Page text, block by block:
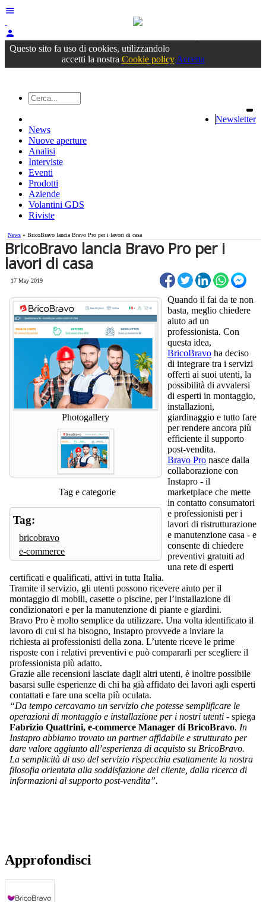
menu
person
Accedioppure registrati
Questo sito fa uso di cookies, utilizzandolo
accetti la nostra Cookie policy Accetta
Newsletter
News
Nuove aperture
Analisi
Interviste
Eventi
Prodotti
Aziende
Volantini GDS
Riviste
News » BricoBravo lancia Bravo Pro per i lavori di casa
BricoBravo lancia Bravo Pro per i
lavori di casa
17 May 2019
Photogallery
Tag e categorie
Tag:
bricobravo
e-commerce
Quando il fai da te non
basta, meglio chiedere
aiuto ad un
professionista. Con
questa idea,
BricoBravo ha deciso
di integrare tra i servizi
offerti ai suoi utenti, la
possibilità di avvalersi
di esperti in montaggio,
installazioni,
giardinaggio e tutto fare
per rendere ancora più
efficiente il supporto
post-vendita.
Bravo Pro nasce dalla
collaborazione con
Instapro - il
marketplace che mette
in contatto consumatori
e professionisti per i
lavori di ristrutturazione
e manutenzione casa - e
consente di chiedere
preventivi gratuiti ad
una rete di esperti
certificati e qualificati, attivi in tutta Italia.
Tramite il servizio, gli utenti possono ricevere aiuto per il
montaggio di mobili, casette o piscine, per l’installazione di
condizionatori e per la manutenzione di piante e giardini.
Bravo Pro è molto semplice da utilizzare. Una volta identificato il
lavoro di cui si ha bisogno, Instapro provvede a inviare la
richiesta ai professionisti della zona. L’utente riceve le prime
risposte con i relativi preventivi e può compararli per scegliere il
professionista più adatto.
Grazie alle recensioni lasciate dagli altri utenti, è inoltre possibile
basarsi sulle esperienze di chi ha già affidato dei lavori agli esperti
contattati e fare una scelta più oculata.
“Da tempo cercavamo un servizio che potesse semplificare le
operazioni di montaggio e installazione per i nostri utenti - spiega
Fabrizio Quattrini, e-commerce Manager di BricoBravo. In
Instapro abbiamo trovato un partner affidabile e strutturato per
dare valore aggiunto all’esperienza di acquisto su BricoBravo.
La semplicità di uso del servizio rispecchia esattamente la nostra
filosofia orientata alla soddisfazione del cliente, dalla ricerca di
informazioni al supporto post-vendita”.
Approfondisci